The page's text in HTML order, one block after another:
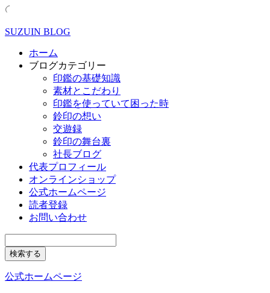
SUZUIN BLOG
ホーム
ブログカテゴリー
印鑑の基礎知識
素材とこだわり
印鑑を使っていて困った時
鈴印の想い
交遊録
鈴印の舞台裏
社長ブログ
代表プロフィール
オンラインショップ
公式ホームページ
読者登録
お問い合わせ
公式ホームページ